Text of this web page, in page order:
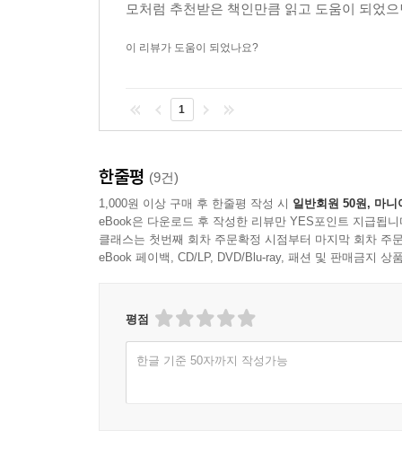
모처럼 추천받은 책인만큼 읽고 도움이 되었
이 리뷰가 도움이 되었나요?
1
한줄평 (9건)
1,000원 이상 구매 후 한줄평 작성 시 일반회원 50원, 마니
eBook은 다운로드 후 작성한 리뷰만 YES포인트 지급됩니
클래스는 첫번째 회차 주문확정 시점부터 마지막 회차 주
eBook 페이백, CD/LP, DVD/Blu-ray, 패션 및 판매금지 상
평점
한글 기준 50자까지 작성가능